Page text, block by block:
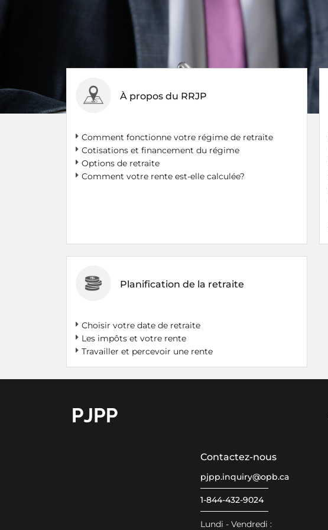
À propos du RRJP
Comment fonctionne votre régime de retraite
Cotisations et financement du régime
Options de retraite
Comment votre rente est-elle calculée?
Planification de la retraite
Choisir votre date de retraite
Les impôts et votre rente
Travailler et percevoir une rente
go to OPB home page
Contactez-nous
pjpp.inquiry@opb.ca
1-844-432-9024
Lundi - Vendredi :